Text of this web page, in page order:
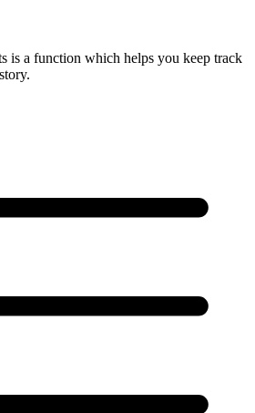
is a function which helps you keep track